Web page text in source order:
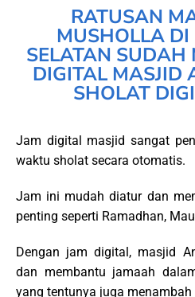
RATUSAN
MUSHOLLA DI
SELATAN SUDAH
DIGITAL MASJID
SHOLAT
Jam digital masjid sangat
waktu sholat secara otomatis.
Jam ini mudah diatur dan
penting seperti Ramadhan,
Dengan jam digital, masjid
dan membantu jamaah
yang tentunya juga menambah